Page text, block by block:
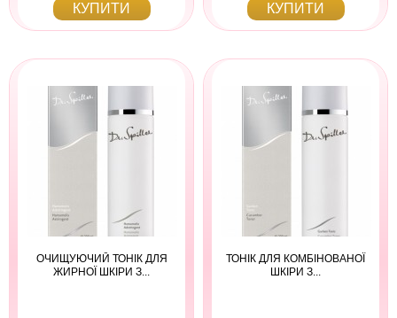
КУПИТИ
КУПИТИ
ОЧИЩУЮЧИЙ ТОНІК ДЛЯ
ЖИРНОЇ ШКІРИ З...
ТОНІК ДЛЯ КОМБІНОВАНОЇ
ШКІРИ З...